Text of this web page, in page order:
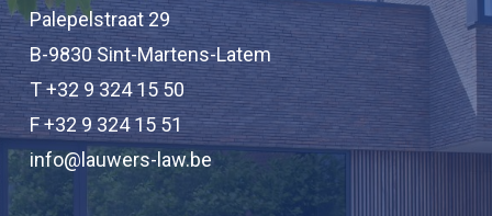
Palepelstraat 29
B-9830 Sint-Martens-Latem
T +32 9 324 15 50
F +32 9 324 15 51
info@lauwers-law.be